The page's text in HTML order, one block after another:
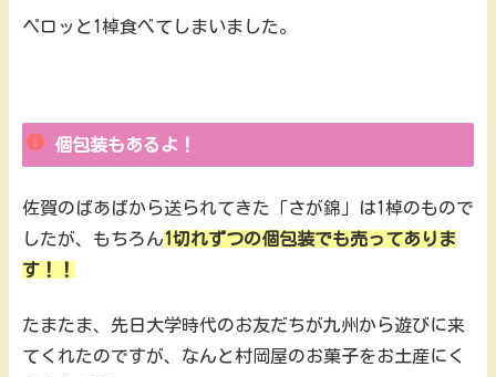
ペロッと1棹食べてしまいました。
個包装もあるよ！
佐賀のばあばから送られてきた「さが錦」は1棹のもので
したが、もちろん1切れずつの個包装でも売ってありま
す！！
たまたま、先日大学時代のお友だちが九州から遊びに来
てくれたのですが、なんと村岡屋のお菓子をお土産にく